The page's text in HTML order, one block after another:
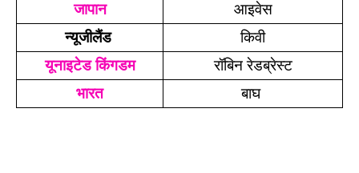
जापान
आइवेस
न्यूजीलैंड
किवी
यूनाइटेड किंगडम
रॉबिन रेडब्रेस्ट
भारत
बाघ